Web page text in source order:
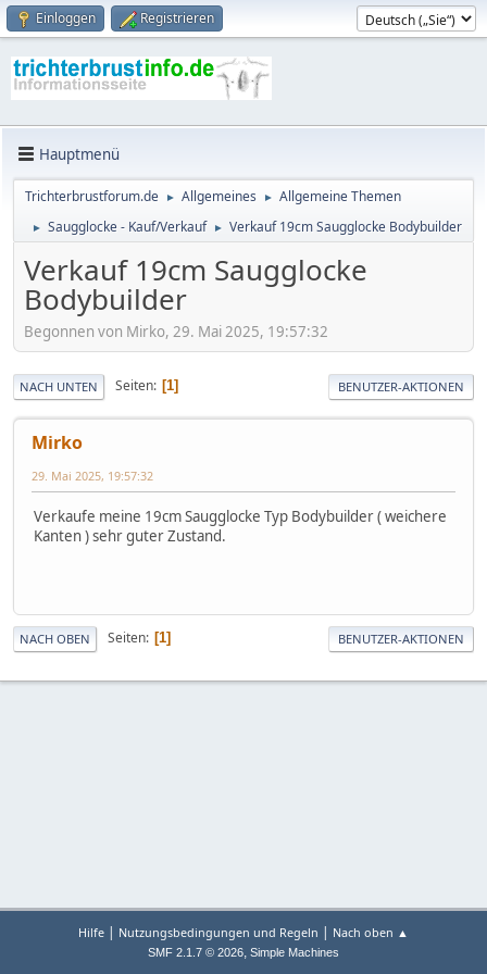
Einloggen Registrieren
Hauptmenü
Trichterbrustforum.de ► Allgemeines ► Allgemeine Themen
► Saugglocke - Kauf/Verkauf ► Verkauf 19cm Saugglocke Bodybuilder
Verkauf 19cm Saugglocke
Bodybuilder
Begonnen von Mirko, 29. Mai 2025, 19:57:32
NACH UNTEN Seiten 1 BENUTZER-AKTIONEN
Mirko
29. Mai 2025, 19:57:32
Verkaufe meine 19cm Saugglocke Typ Bodybuilder ( weichere
Kanten ) sehr guter Zustand.
NACH OBEN Seiten 1 BENUTZER-AKTIONEN
Hilfe | Nutzungsbedingungen und Regeln | Nach oben ▲
SMF 2.1.7 © 2026, Simple Machines